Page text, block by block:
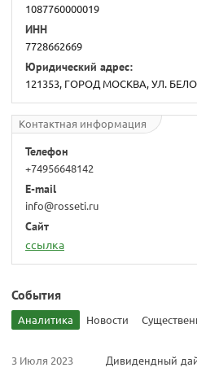
1087760000019
ИНН
7728662669
Юридический адрес:
121353, ГОРОД МОСКВА, УЛ.
Контактная информация
Телефон
+74956648142
E-mail
info@rosseti.ru
Сайт
ссылка
События
Аналитика Новости
3 Июля 2023